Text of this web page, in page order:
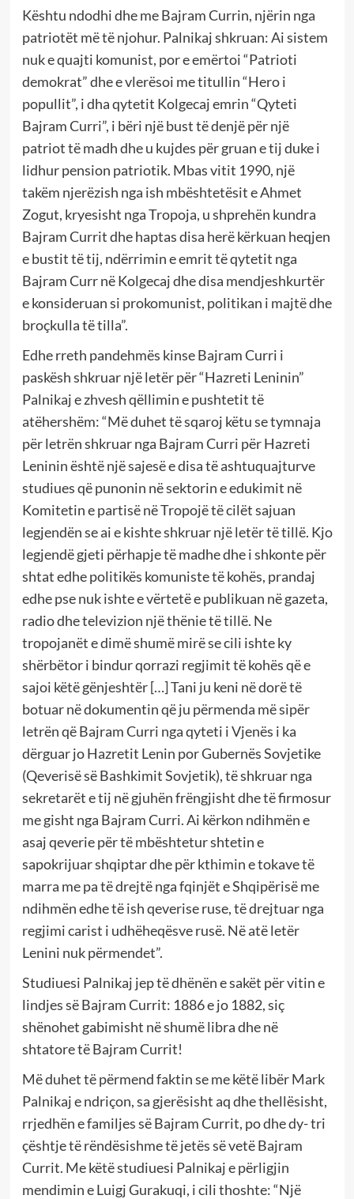
Kështu ndodhi dhe me Bajram Currin, njërin nga
patriotët më të njohur. Palnikaj shkruan: Ai sistem
nuk e quajti komunist, por e emërtoi “Patrioti
demokrat” dhe e vlerësoi me titullin “Hero i
popullit”, i dha qytetit Kolgecaj emrin “Qyteti
Bajram Curri”, i bëri një bust të denjë për një
patriot të madh dhe u kujdes për gruan e tij duke i
lidhur pension patriotik. Mbas vitit 1990, një
takëm njerëzish nga ish mbështetësit e Ahmet
Zogut, kryesisht nga Tropoja, u shprehën kundra
Bajram Currit dhe haptas disa herë kërkuan heqjen
e bustit të tij, ndërrimin e emrit të qytetit nga
Bajram Curr në Kolgecaj dhe disa mendjeshkurtër
e konsideruan si prokomunist, politikan i majtë dhe
broçkulla të tilla”.
Edhe rreth pandehmës kinse Bajram Curri i
paskësh shkruar një letër për “Hazreti Leninin”
Palnikaj e zhvesh qëllimin e pushtetit të
atëhershëm: “Më duhet të sqaroj këtu se tymnaja
për letrën shkruar nga Bajram Curri për Hazreti
Leninin është një sajesë e disa të ashtuquajturve
studiues që punonin në sektorin e edukimit në
Komitetin e partisë në Tropojë të cilët sajuan
legjendën se ai e kishte shkruar një letër të tillë. Kjo
legjendë gjeti përhapje të madhe dhe i shkonte për
shtat edhe politikës komuniste të kohës, prandaj
edhe pse nuk ishte e vërtetë e publikuan në gazeta,
radio dhe televizion një thënie të tillë. Ne
tropojanët e dimë shumë mirë se cili ishte ky
shërbëtor i bindur qorrazi regjimit të kohës që e
sajoi këtë gënjeshtër […] Tani ju keni në dorë të
botuar në dokumentin që ju përmenda më sipër
letrën që Bajram Curri nga qyteti i Vjenës i ka
dërguar jo Hazretit Lenin por Gubernës Sovjetike
(Qeverisë së Bashkimit Sovjetik), të shkruar nga
sekretarët e tij në gjuhën frëngjisht dhe të firmosur
me gisht nga Bajram Curri. Ai kërkon ndihmën e
asaj qeverie për të mbështetur shtetin e
sapokrijuar shqiptar dhe për kthimin e tokave të
marra me pa të drejtë nga fqinjët e Shqipërisë me
ndihmën edhe të ish qeverise ruse, të drejtuar nga
regjimi carist i udhëheqësve rusë. Në atë letër
Lenini nuk përmendet”.
Studiuesi Palnikaj jep të dhënën e sakët për vitin e
lindjes së Bajram Currit: 1886 e jo 1882, siç
shënohet gabimisht në shumë libra dhe në
shtatore të Bajram Currit!
Më duhet të përmend faktin se me këtë libër Mark
Palnikaj e ndriçon, sa gjerësisht aq dhe thellësisht,
rrjedhën e familjes së Bajram Currit, po dhe dy- tri
çështje të rëndësishme të jetës së vetë Bajram
Currit. Me këtë studiuesi Palnikaj e përligjin
mendimin e Luigj Gurakuqi, i cili thoshte: “Një